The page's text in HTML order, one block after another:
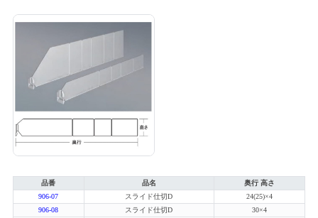
品番 品名
奥行 高さ
906-07
スライド仕切D
24(25)×4
906-08
スライド仕切D
30×4